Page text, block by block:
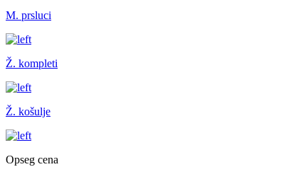
M. prsluci
Ž. kompleti
Ž. košulje
Opseg cena